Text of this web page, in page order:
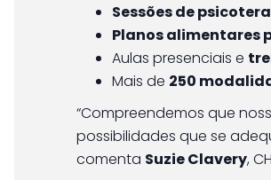
Sessões de
Planos alimentares
Aulas presenciais e
Mais de 250
“Compreendemos que
possibilidades que se
comenta Suzie Clavery,